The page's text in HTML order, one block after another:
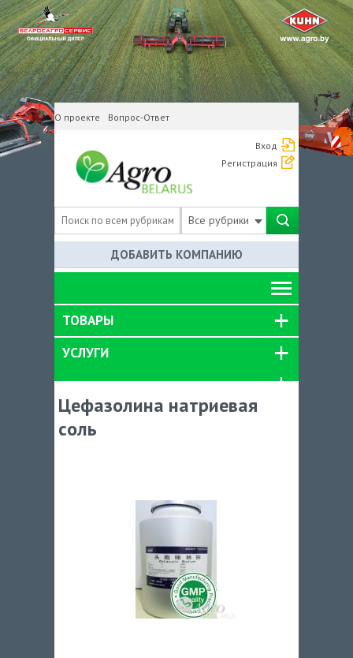
О проекте Вопрос-Ответ
Вход
Регистрация
Все рубрики
ДОБАВИТЬ КОМПАНИЮ
ТОВАРЫ
УСЛУГИ
Цефазолина натриевая
соль